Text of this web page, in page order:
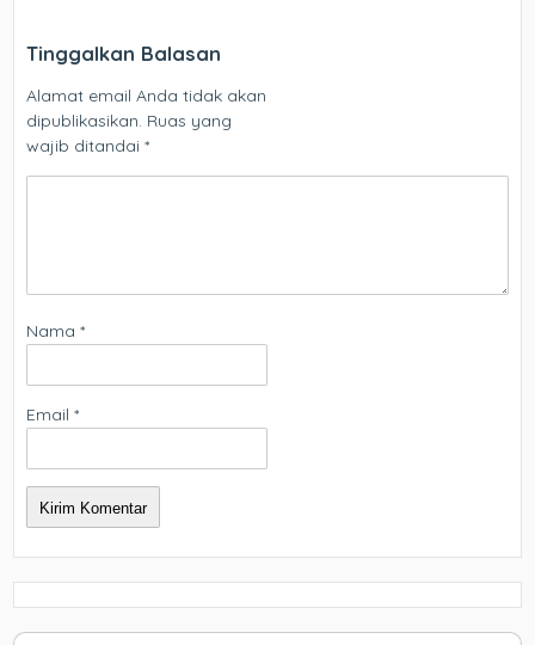
Tinggalkan Balasan
Alamat email Anda tidak akan
dipublikasikan. Ruas yang
wajib ditandai*
Nama*
Email*